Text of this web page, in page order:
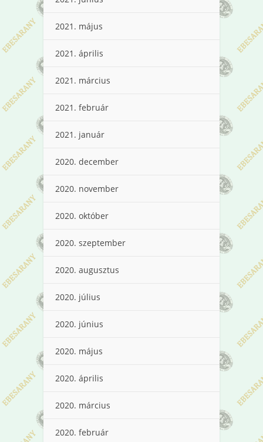
2021. május
2021. április
2021. március
2021. február
2021. január
2020. december
2020. november
2020. október
2020. szeptember
2020. augusztus
2020. július
2020. június
2020. május
2020. április
2020. március
2020. február